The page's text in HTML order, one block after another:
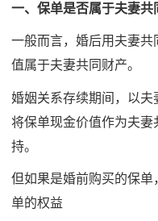
一、保单是否属于夫妻共
一般而言，婚后用夫妻
值属于夫妻共同财产。
婚姻关系存续期间，以
将保单现金价值作为夫
持。
但如果是婚前购买的保
单的权益